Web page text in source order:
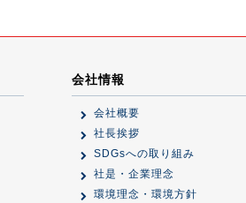
会社情報
会社概要
社長挨拶
SDGsへの取り組み
社是・企業理念
環境理念・環境方針